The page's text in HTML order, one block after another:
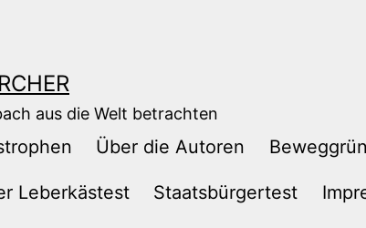
aus die Welt betrachten
Über die Autoren
Leberkästest Staatsbürgertest